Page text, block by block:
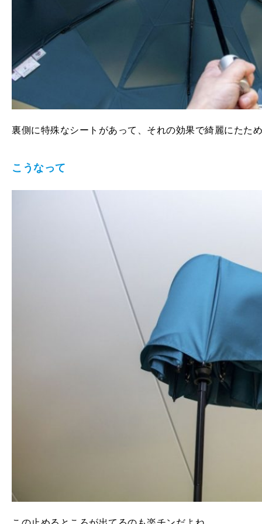
裏側に特殊なシートがあって、それの効果で綺麗にたた
こうなって